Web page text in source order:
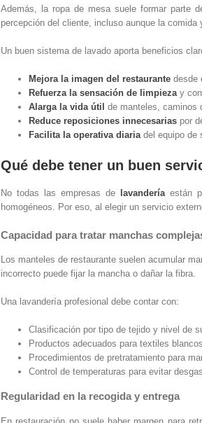
Además, la ropa de mesa suele formar parte
percepción del cliente, incluso aunque la
Un buen sistema de lavado aporta beneficios
Mejora la imagen del restaurante desde
Refuerza la sensación de limpieza y
Alarga la vida útil de manteles, caminos
Reduce reposiciones innecesarias por
Facilita la operativa diaria del equipo de
Qué debe tener un buen
No todas las empresas de lavanderíaestán
homogéneos. Por eso, al elegir un servicio
Capacidad para tratar manchas
Los manteles de restaurante suelen acumular
incorrecto puede fijar la mancha o dañar la fibra.
Una lavandería profesional debe contar con:
Clasificación por tipo de tejido y nivel de
Productos adecuados para textiles
Procedimientos de pretratamiento para
Control de temperaturas para evitar
Regularidad en la recogida y entrega